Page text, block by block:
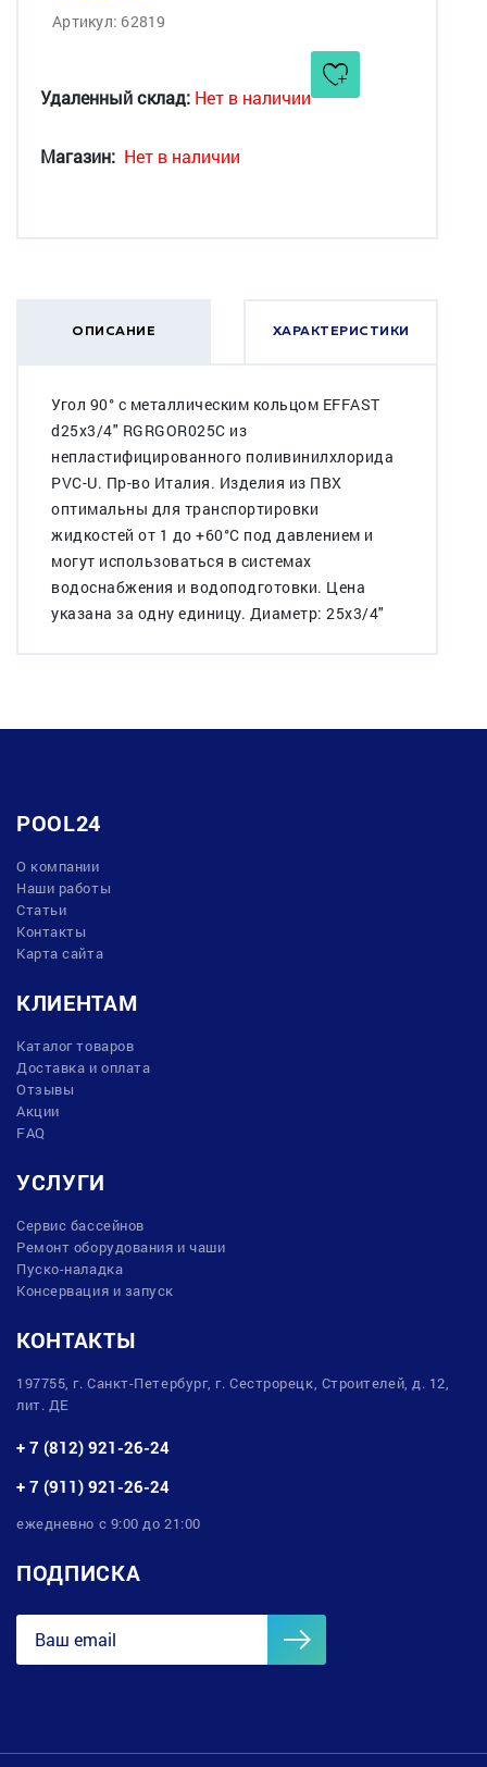
Артикул: 62819
Удаленный склад: Нет в наличии
Магазин: Нет в наличии
ОПИСАНИЕ ХАРАКТЕРИСТИКИ
Угол 90° c металлическим кольцом EFFAST
d25x3/4" RGRGOR025C из
непластифицированного поливинилхлорида
PVC-U. Пр-во Италия. Изделия из ПВХ
оптимальны для транспортировки
жидкостей от 1 до +60°C под давлением и
могут использоваться в системах
водоснабжения и водоподготовки. Цена
указана за одну единицу. Диаметр: 25x3/4"
POOL24
О компании
Наши работы
Статьи
Контакты
Карта сайта
КЛИЕНТАМ
Каталог товаров
Доставка и оплата
Отзывы
Акции
FAQ
УСЛУГИ
Сервис бассейнов
Ремонт оборудования и чаши
Пуско-наладка
Консервация и запуск
КОНТАКТЫ
197755, г. Санкт-Петербург, г. Сестрорецк, Строителей, д. 12,
лит. ДЕ
+ 7 (812) 921-26-24
+ 7 (911) 921-26-24
ежедневно с 9:00 до 21:00
ПОДПИСКА